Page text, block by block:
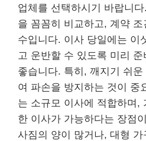
업체를 선택하시기 바랍니
을 꼼꼼히 비교하고, 계약
수입니다. 이사 당일에는 이
고 운반할 수 있도록 미리
좋습니다. 특히, 깨지기 쉬
여 파손을 방지하는 것이 중
는 소규모 이사에 적합하며,
한 이사가 가능하다는 장점
사짐의 양이 많거나, 대형